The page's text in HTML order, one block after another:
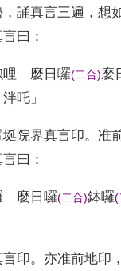
，誦真言三遍 ，想
曰 ：
麼日囉(二合)麼
吒 」
院界真言印。准
曰 ：
麼日囉(二合)鉢囉(
印。亦准前地印